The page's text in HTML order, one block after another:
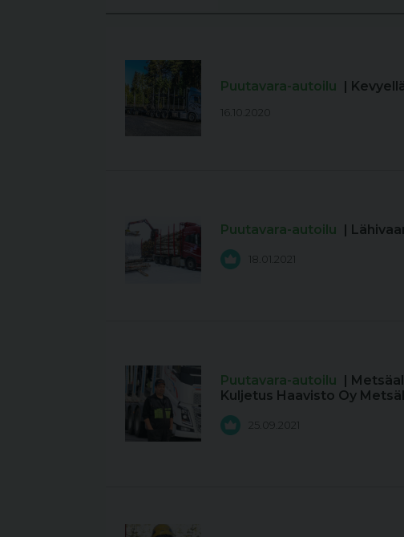
Puutavara-autoilu |
16.10.2020
Puutavara-autoilu |
18.01.2021
Puutavara-autoilu |
Kuljetus Haavisto Oy
25.09.2021